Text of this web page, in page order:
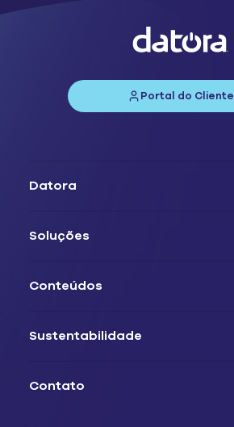
Portal do Cliente
Datora
Soluções
Conteúdos
Sustentabilidade
Contato